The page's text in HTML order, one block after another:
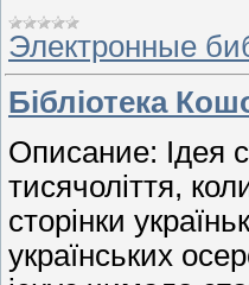
Электронные
Бібліотека
Описание: Ідея
тисячоліття,
сторінки
українських